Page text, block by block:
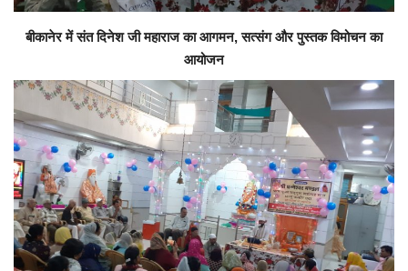
बीकानेर में संत दिनेश जी महाराज का आगमन, सत्संग और पुस्तक विमोचन का
आयोजन